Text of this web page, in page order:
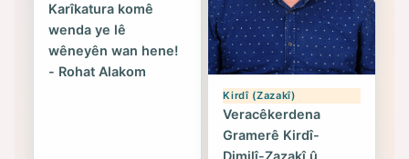
Karîkatura komê
wenda ye lê
wêneyên wan hene!
- Rohat Alakom
Kirdî (Zazakî)
Veracêkerdena
Gramerê Kirdî-
Dimilî-Zazakî û